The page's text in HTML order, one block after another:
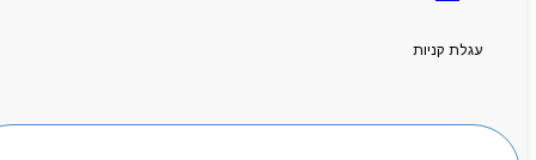
עגלת קניות
חיפוש מוצרים
המגזין
יצירת קשר
Byou